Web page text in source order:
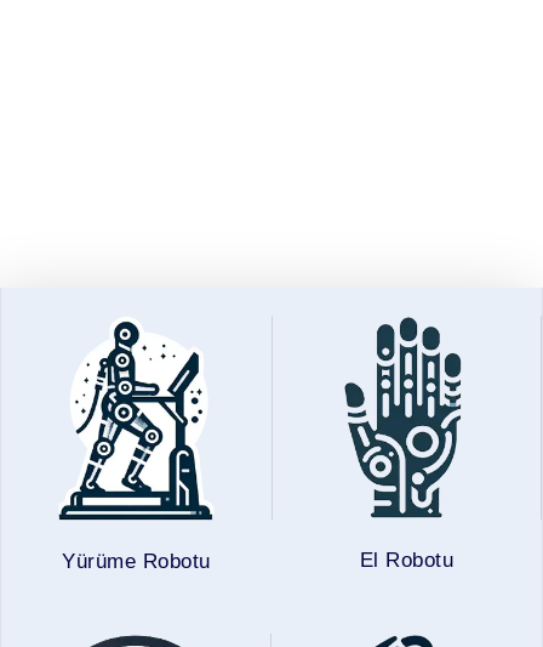
Yürüme Robotu El Robotu